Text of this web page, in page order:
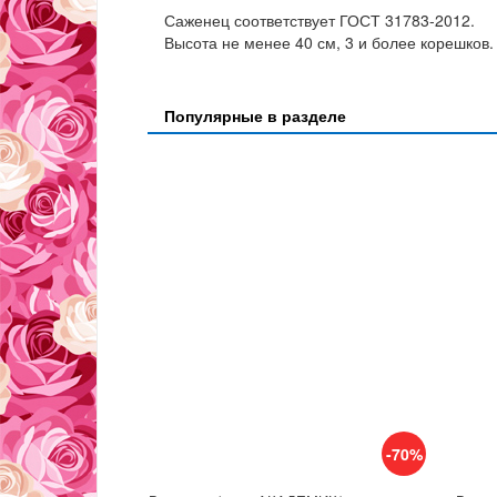
Саженец соответствует ГОСТ 31783-2012.
Высота не менее 40 см, 3 и более корешков.
Популярные в разделе
-70%